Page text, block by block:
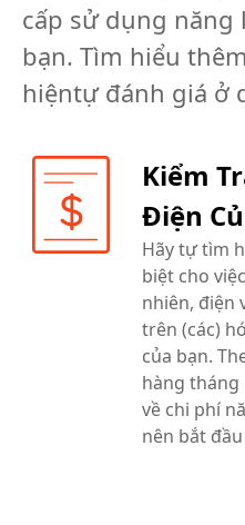
cấp sử dụng năng
bạn. Tìm hiểu
hiệntự đánh giá ở
Kiểm
Điện
Hãy tự tìm
biệt cho
nhiên, điện
trên (các)
của bạn.
hàng tháng
về chi phí
nên bắt